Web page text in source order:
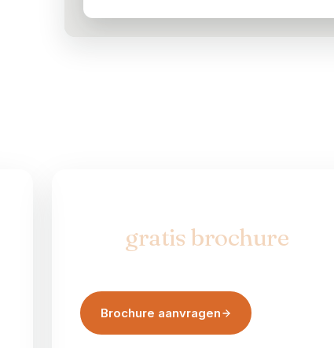
gratis brochure
Brochure aanvragen